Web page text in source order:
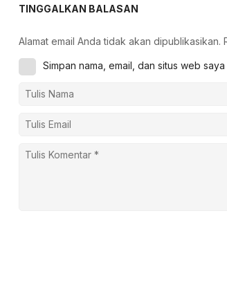
TINGGALKAN BALASAN
Alamat email Anda tidak akan dipublikasikan.
Simpan nama, email, dan situs web